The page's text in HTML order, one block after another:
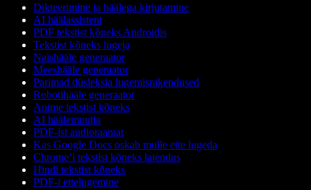
Dikteerimine ja häälega kirjutamine
AI häälassistent
PDF tekstist kõneks Androidis
Tekstist kõneks lugeja
Naishääle generaator
Meeshääle generaator
Parimad düsleksia lugemisrakendused
Robotihääle generaator
Anime tekstist kõneks
AI häälemuutja
PDF-ist audioraamat
Kas Google Docs oskab mulle ette lugeda
Chrome’i tekstist kõneks laiendus
Hindi tekstist kõneks
PDF-i ettelugemine